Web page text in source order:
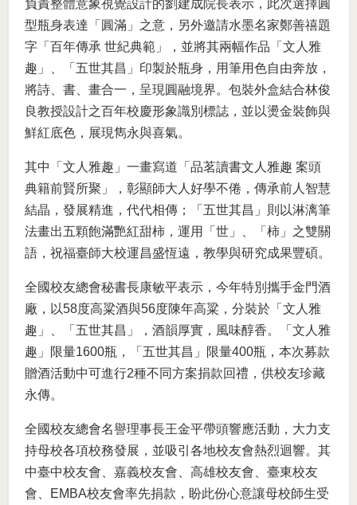
負責整體意象視覺設計的劉建成院長表示，此次選擇圓
型瓶身表達「圓滿」之意，另外邀請水墨名家鄭善禧題
字「百年傳承 世紀典範」，並將其兩幅作品「文人雅
趣」、「五世其昌」印製於瓶身，用筆用色自由奔放，
將詩、書、畫合一，呈現圓融境界。包裝外盒結合林俊
良教授設計之百年校慶形象識別標誌，並以燙金裝飾與
鮮紅底色，展現雋永與喜氣。
其中「文人雅趣」一畫寫道「品茗讀書文人雅趣 案頭
典籍前賢所聚」，彰顯師大人好學不倦，傳承前人智慧
結晶，發展精進，代代相傳；「五世其昌」則以淋漓筆
法畫出五顆飽滿艷紅甜柿，運用「世」、「柿」之雙關
語，祝福臺師大校運昌盛恆遠，教學與研究成果豐碩。
全國校友總會秘書長康敏平表示，今年特別攜手金門酒
廠，以58度高粱酒與56度陳年高粱，分裝於「文人雅
趣」、「五世其昌」，酒韻厚實，風味醇香。「文人雅
趣」限量1600瓶，「五世其昌」限量400瓶，本次募款
贈酒活動中可進行2種不同方案捐款回禮，供校友珍藏
永傳。
全國校友總會名譽理事長王金平帶頭響應活動，大力支
持母校各項校務發展，並吸引各地校友會熱烈迴響。其
中臺中校友會、嘉義校友會、高雄校友會、臺東校友
會、EMBA校友會率先捐款，盼此份心意讓母校師生受